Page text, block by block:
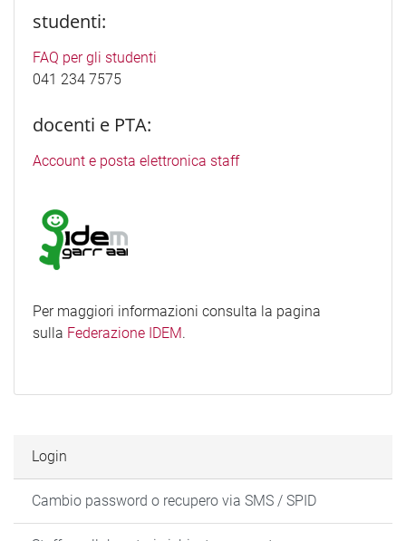
studenti:
FAQ per gli studenti
041 234 7575
docenti e PTA:
Account e posta elettronica staff
Per maggiori informazioni consulta la pagina
sulla Federazione IDEM.
Login
Cambio password o recupero via SMS / SPID